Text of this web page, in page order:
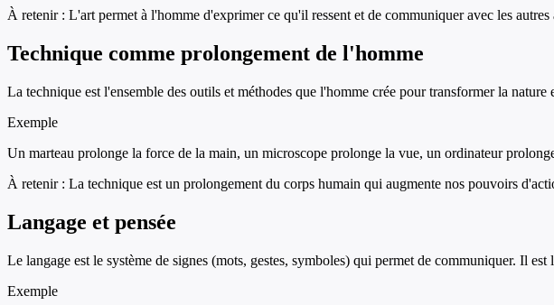
À retenir : L'art permet à l'homme d'exprimer ce qu'il ressent et de communiquer avec les autres
Technique comme prolongement de l'homme
La technique est l'ensemble des outils et méthodes que l'homme crée pour transformer la
Exemple
Un marteau prolonge la force de la main, un microscope prolonge la vue, un ordinateur
À retenir : La technique est un prolongement du corps humain qui augmente nos pouvoirs
Langage et pensée
Le langage est le système de signes (mots, gestes, symboles) qui permet de communiquer. Il
Exemple